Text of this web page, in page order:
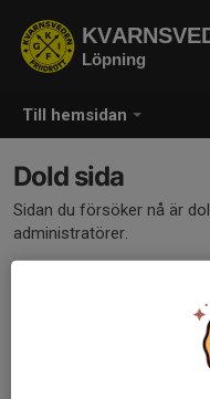
Till hemsidan
Löpning
Dold sida
Sidan du försöker nå är
administratörer.